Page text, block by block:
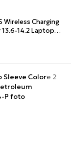
Wireless Charging
13.6-14.2 Laptops